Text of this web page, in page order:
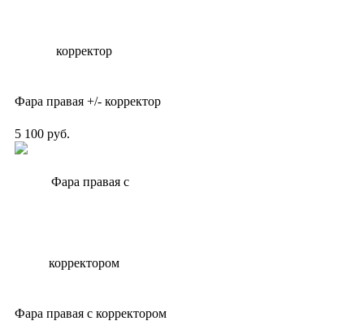
Фара правая +/- корректор
5 100 руб.
Фара правая с корректором